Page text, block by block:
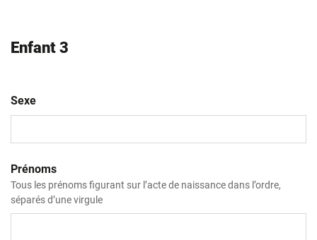
Enfant 3
Sexe
Prénoms
Tous les prénoms figurant sur l’acte de naissance dans l’ordre,
séparés d’une virgule